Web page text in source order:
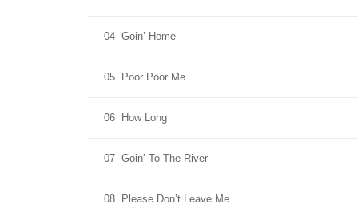
04 Goin’ Home
05 Poor Poor Me
06 How Long
07 Goin’ To The River
08 Please Don’t Leave Me